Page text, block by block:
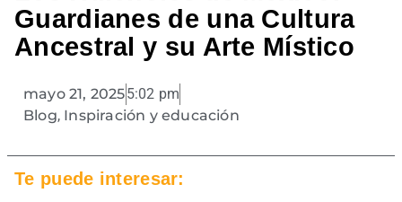
Guardianes de una Cultura
Ancestral y su Arte Místico
mayo 21, 20255:02 pm
Blog, Inspiración y educación
Te puede interesar: